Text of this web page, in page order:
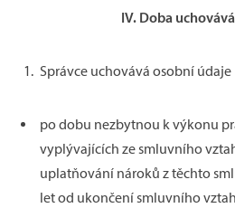
IV. Doba
Správce uchovává osobní údaje
po dobu nezbytnou k výkonu
vyplývajících ze smluvního
uplatňování nároků z těchto
let od ukončení smluvního